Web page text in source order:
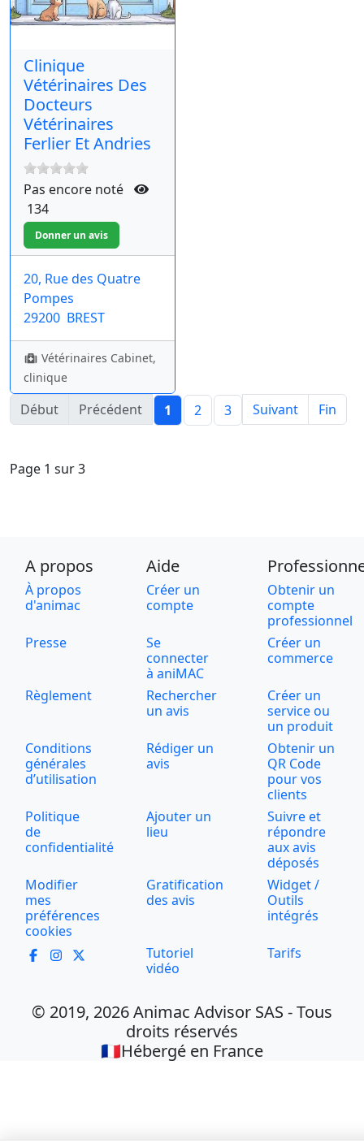
Clinique
Vétérinaires Des
Docteurs
Vétérinaires
Ferlier Et Andries
Pas encore noté
134
20, Rue des Quatre
Pompes
29200 BREST
Vétérinaires Cabinet,
clinique
Début Précédent 1 2 3 Suivant Fin
Page 1 sur 3
A propos Aide
À propos
d'animac
Créer un
compte
Obtenir un
compte
professionnel
Presse
Se
connecter
à aniMAC
Créer un
commerce
Règlement
Rechercher
un avis
Créer un
service ou
un produit
Conditions
générales
d’utilisation
Rédiger un
avis
Obtenir un
QR Code
pour vos
clients
Politique
de
confidentialité
Ajouter un
lieu
Suivre et
répondre
aux avis
déposés
Modifier
mes
préférences
cookies
Gratification
des avis
Widget /
Outils
intégrés
Tutoriel
vidéo
Tarifs
© 2019, 2026 Animac Advisor SAS - Tous
droits réservés
🇫🇷Hébergé en France